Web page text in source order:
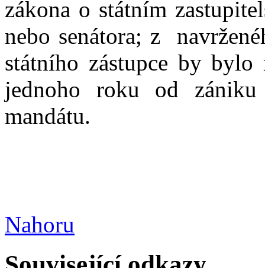
zákona o státním
nebo senátora; z
státního zástupce by
jednoho roku od
mandátu.
Nahoru